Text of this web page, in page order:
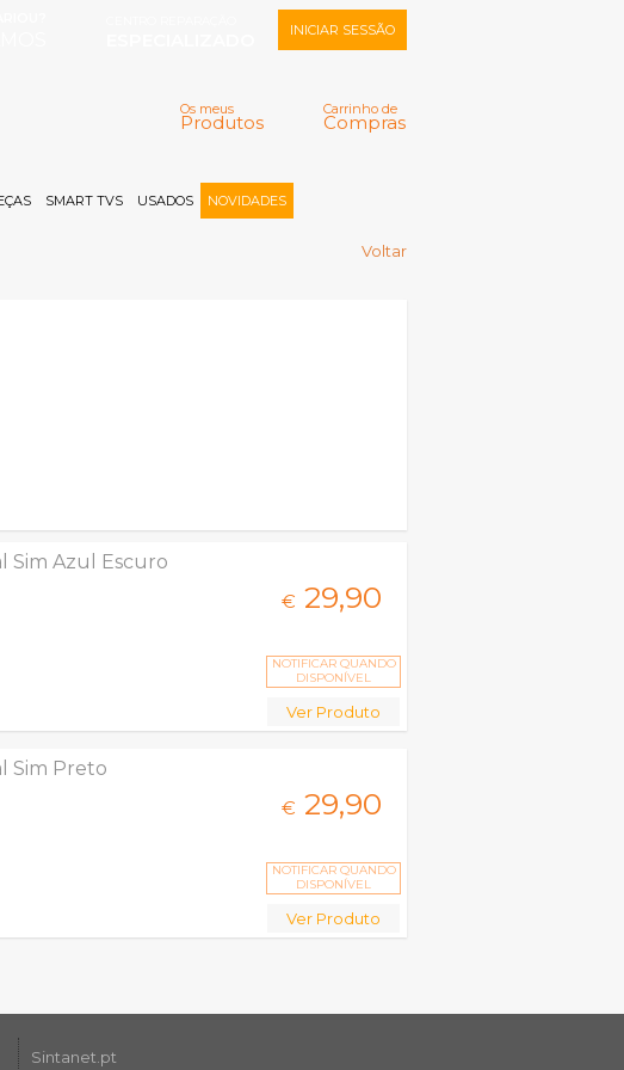
Carrinho de
Compras
Os meus
Produtos
INICIAR SESSÃO
Memorizar
Registar |
SMART TVS USADOS NOVIDADES
Voltar
Sim Azul Escuro
€ 29,90
NOTIFICAR QUANDO
DISPONÍVEL
Ver Produto
Sim Preto
€ 29,90
NOTIFICAR QUANDO
DISPONÍVEL
Ver Produto
Sintanet.pt